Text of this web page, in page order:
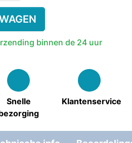
binnen de 24 uur
Snelle
Klantenservice